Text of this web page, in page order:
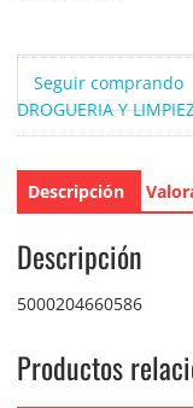
Seguir comprando
DROGUERIA Y
Descripción
Descripción
5000204660586
Productos